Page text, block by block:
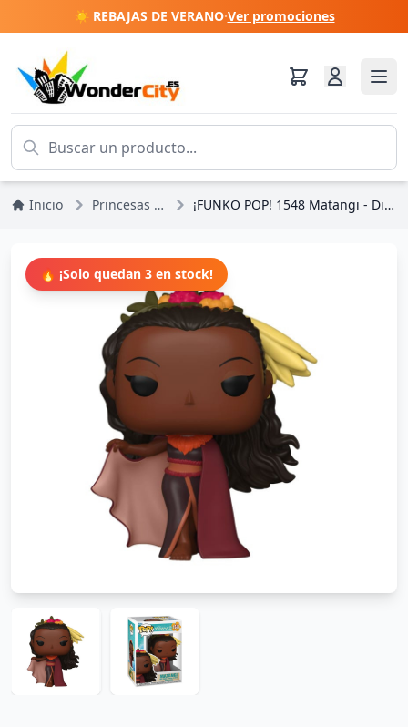
☀️ REBAJAS DE VERANO·Ver promociones
Inicio Princesas Disney ¡FUNKO POP! 1548 Matangi - Disney Moana 2
🔥 ¡Solo quedan 3 en stock!